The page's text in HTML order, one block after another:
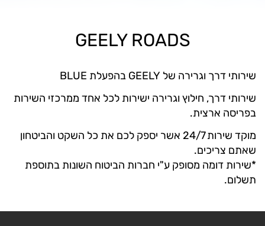
GEELY ROADS
שירותי דרך וגרירה של GEELY בהפעלת BLUE
שירותי דרך, חילוץ וגרירה ישירות לכל אחד ממרכזי השירות
בפריסה ארצית.
מוקד שירות 24/7 אשר יספק לכם את כל השקט והביטחון
שאתם צריכים.
*שירות דומה מסופק ע"י חברות הביטוח השונות בתוספת
תשלום.